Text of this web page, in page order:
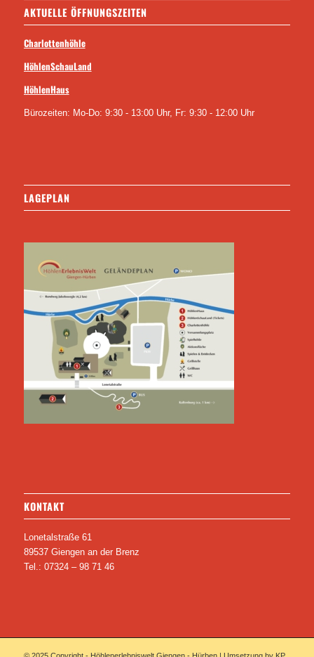
AKTUELLE ÖFFNUNGSZEITEN
Charlottenhöhle
HöhlenSchauLand
HöhlenHaus
Bürozeiten: Mo-Do: 9:30 - 13:00 Uhr, Fr: 9:30 - 12:00 Uhr
LAGEPLAN
KONTAKT
Lonetalstraße 61
89537 Giengen an der Brenz
Tel.: 07324 – 98 71 46